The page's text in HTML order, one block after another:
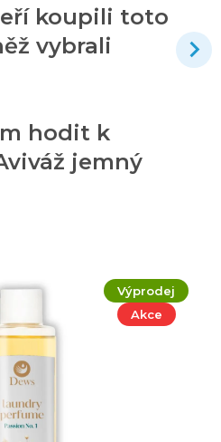
koupili toto
vybrali
hodit k
jemný
Výprodej
Akce